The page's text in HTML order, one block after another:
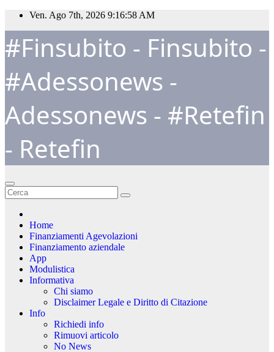
Salta
contenuto
Ven. Ago 7th, 2026 9:16:59 AM
#Finsubito - Finsubito -
#Adessonews -
Adessonews - #Retefin
- Retefin
Home
Finanziamenti Agevolazioni
Finanziamento aziendale
App
Modulistica
Informativa
Chi siamo
Disclaimer Legale e Diritto di Citazione
Info
Richiedi info
Rimuovi articolo
No News